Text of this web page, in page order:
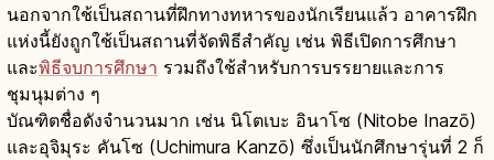
นอกจากใช้เป็นสถานที่ฝึกทางทหารของนักเรียนแล้ว อาคารฝึก
แห่งนี้ยังถูกใช้เป็นสถานที่จัดพิธีสำคัญ เช่น พิธีเปิดการศึกษา
และพิธีจบการศึกษา รวมถึงใช้สำหรับการบรรยายและการ
ชุมนุมต่าง ๆ
บัณฑิตชื่อดังจำนวนมาก เช่น นิโตเบะ อินาโซ (Nitobe Inazō)
และอุจิมุระ คันโซ (Uchimura Kanzō) ซึ่งเป็นนักศึกษารุ่นที่ 2 ก็